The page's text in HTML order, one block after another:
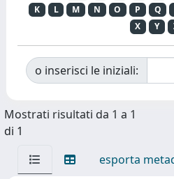
K
L M N O P Q
X
Y
o inserisci le iniziali:
Mostrati risultati da 1 a 1
di 1
esporta